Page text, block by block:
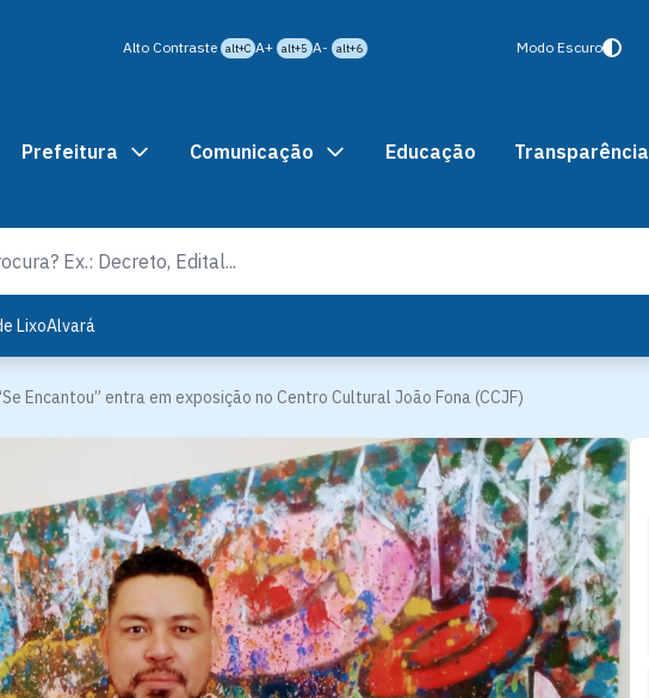
Alto Contraste alt+C A+ alt+5 A- alt+6 Modo Escuro
Prefeitura Comunicação Educação Transparência
LixoAlvará
Encantou” entra em exposição no Centro Cultural João Fona (CCJF)